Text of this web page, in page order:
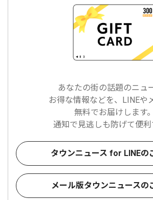
あなたの街の話題のニュ
お得な情報などを、LINEや
無料でお届けします。
通知で見逃しも防げて便利
タウンニュース for LINEの
メール版タウンニュースの